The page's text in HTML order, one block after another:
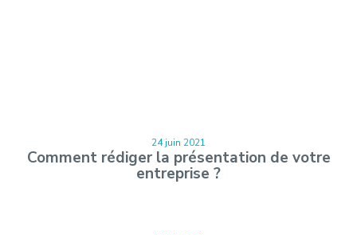
24 juin 2021
Comment rédiger la présentation de votre
entreprise ?